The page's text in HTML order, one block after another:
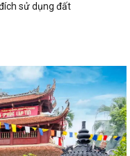
sử dụng đất
ủy phụ trách triển khai
Thanh thiếu nhi phường